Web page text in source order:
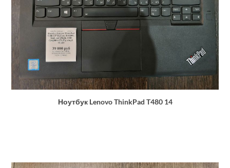
Ноутбук Lenovo ThinkPad T480 14